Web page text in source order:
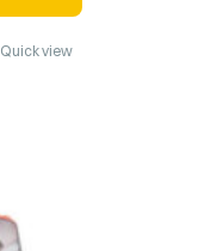
Quick view